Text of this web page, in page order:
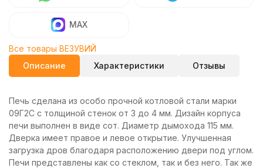
MAX
Все товары ВЕЗУВИЙ
Описание
Характеристики Отзывы
Печь сделана из особо прочной котловой стали марки
09Г2С с толщиной стенок от 3 до 4 мм. Дизайн корпуса
печи выполнен в виде сот. Диаметр дымохода 115 мм.
Дверка имеет правое и левое открытие. Улучшенная
загрузка дров благодаря расположению двери под углом.
Печи представлены как со стеклом, так и без него. Так же